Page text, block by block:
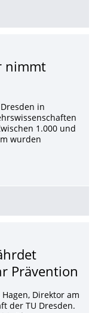
nimmt
in
1.000 und
wurden
nimmt deutlich zu
Prävention
Direktor am
der TU Dresden.